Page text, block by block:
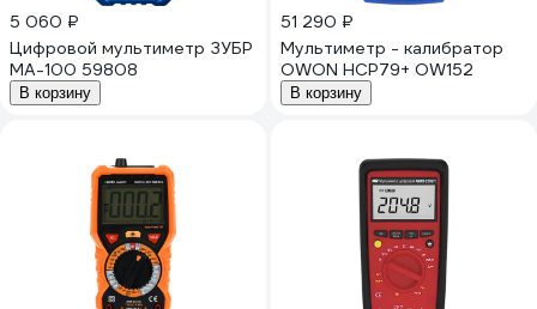
5 060 ₽
Цифровой мультиметр ЗУБР
МА-100 59808
В корзину
51 290 ₽
Мультиметр - калибратор
OWON HCP79+ OW152
В корзину